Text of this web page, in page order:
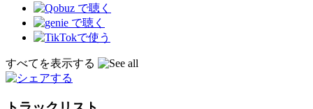
すべてを表示する